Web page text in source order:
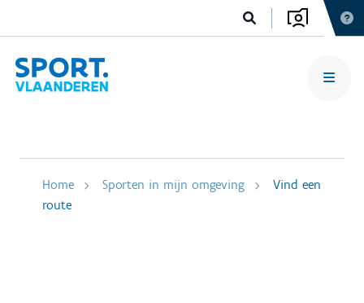
Home Sporten in mijn omgeving
Vind een
route